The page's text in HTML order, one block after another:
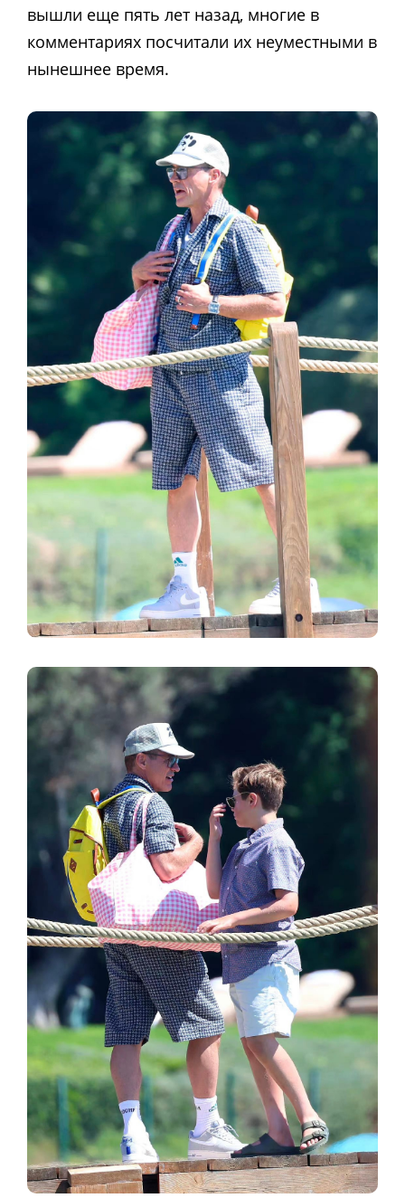
вышли еще пять лет назад, многие в
комментариях посчитали их неуместными в
нынешнее время.